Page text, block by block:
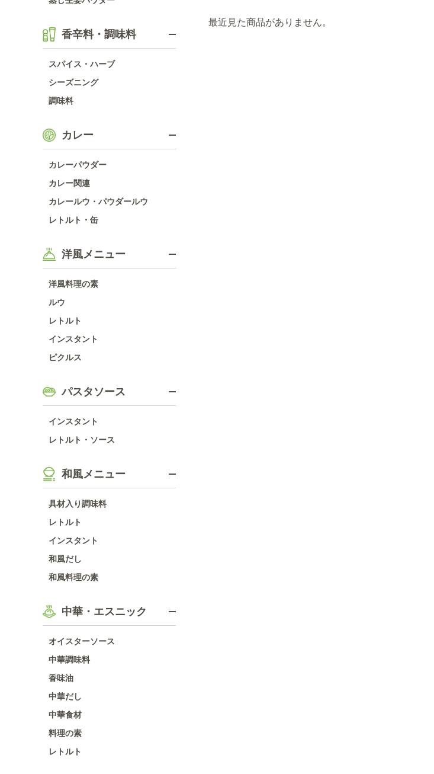
香辛料・調味料
スパイス・ハーブ
シーズニング
調味料
カレー
カレーパウダー
カレー関連
カレールウ・パウダールウ
レトルト・缶
洋風メニュー
洋風料理の素
ルウ
レトルト
インスタント
ピクルス
パスタソース
インスタント
レトルト・ソース
和風メニュー
具材入り調味料
レトルト
インスタント
和風だし
和風料理の素
中華・エスニック
オイスターソース
中華調味料
香味油
中華だし
中華食材
料理の素
レトルト
最近見た商品がありません。